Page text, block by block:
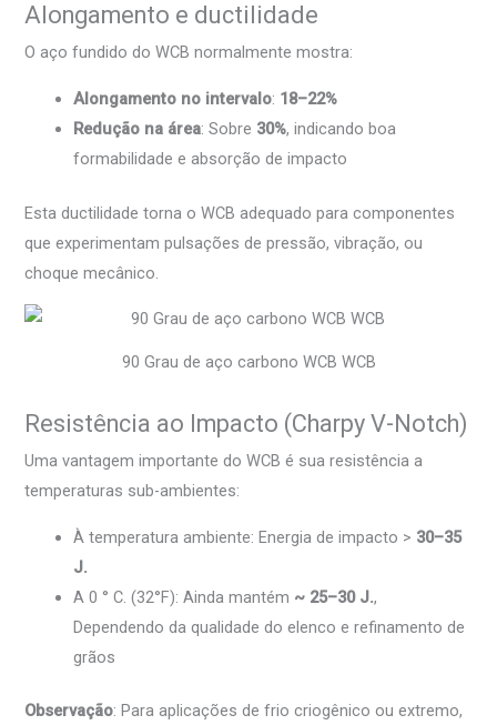
Alongamento e ductilidade
O aço fundido do WCB normalmente mostra:
Alongamento no intervalo: 18–22%
Redução na área: Sobre 30%, indicando boa
formabilidade e absorção de impacto
Esta ductilidade torna o WCB adequado para componentes
que experimentam pulsações de pressão, vibração, ou
choque mecânico.
90 Grau de aço carbono WCB WCB
Resistência ao Impacto (Charpy V-Notch)
Uma vantagem importante do WCB é sua resistência a
temperaturas sub-ambientes:
À temperatura ambiente: Energia de impacto > 30–35
J.
A 0 ° C. (32°F): Ainda mantém ~ 25–30 J.,
Dependendo da qualidade do elenco e refinamento de
grãos
Observação: Para aplicações de frio criogênico ou extremo,